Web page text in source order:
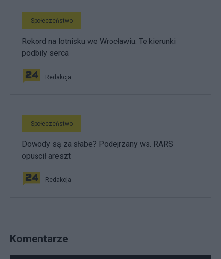
Społeczeństwo
Rekord na lotnisku we Wrocławiu. Te kierunki
podbiły serca
Redakcja
Społeczeństwo
Dowody są za słabe? Podejrzany ws. RARS
opuścił areszt
Redakcja
Komentarze